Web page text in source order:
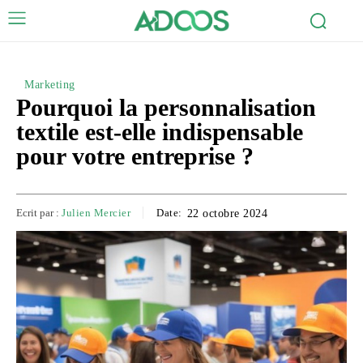
Marketing
Pourquoi la personnalisation
textile est-elle indispensable
pour votre entreprise ?
Ecrit par : Julien Mercier Date: 22 octobre 2024